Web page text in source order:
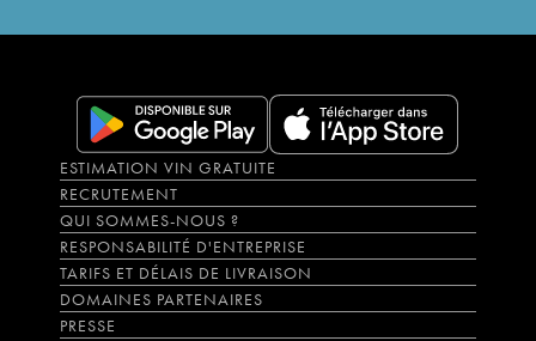
ESTIMATION VIN GRATUITE
RECRUTEMENT
QUI SOMMES-NOUS ?
RESPONSABILITÉ D'ENTREPRISE
TARIFS ET DÉLAIS DE LIVRAISON
DOMAINES PARTENAIRES
PRESSE